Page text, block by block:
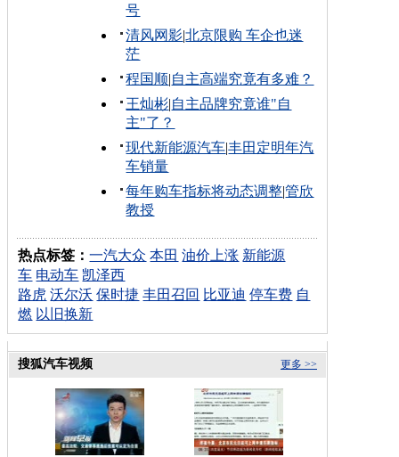
号
清风网影|北京限购 车企也迷
茫
程国顺|自主高端究竟有多难？
王灿彬|自主品牌究竟谁"自
主"了？
现代新能源汽车|丰田定明年汽
车销量
每年购车指标将动态调整|管欣
教授
热点标签：一汽大众 本田 油价上涨 新能源
车 电动车 凯泽西
路虎 沃尔沃 保时捷 丰田召回 比亚迪 停车费 自
燃 以旧换新
更多 >>
搜狐汽车视频